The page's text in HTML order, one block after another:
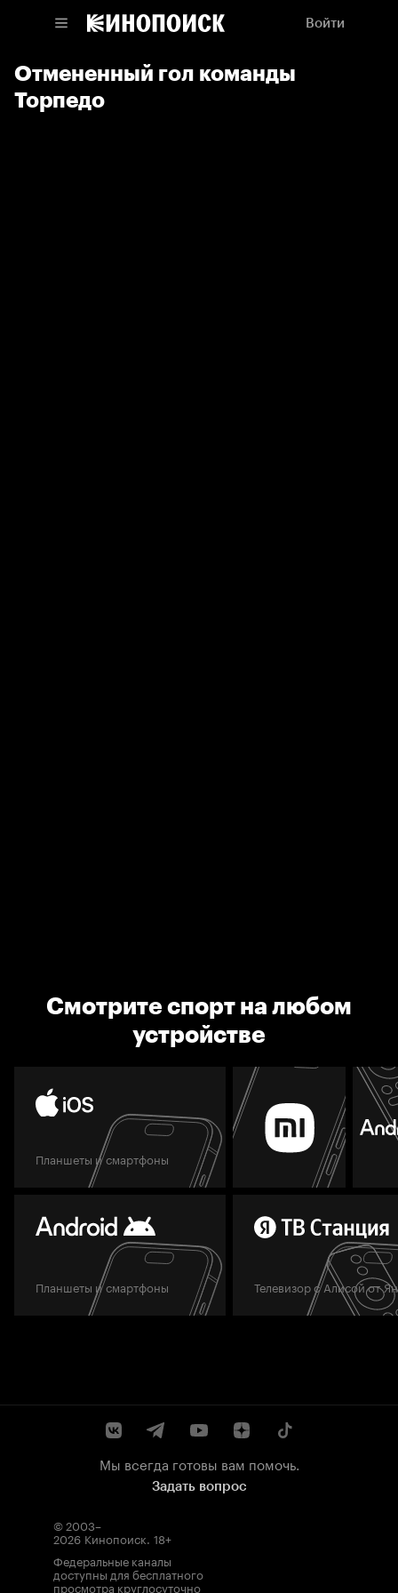
Войти
Отмененный гол команды
Торпедо
Смотрите спорт на любом
устройстве
Планшеты и смартфоны
Планшеты и смартфоны Телевизор с Алисой от
Мы всегда готовы вам помочь.
Задать вопрос
© 2003–
2026 Кинопоиск. 18+
Федеральные каналы
доступны для бесплатного
просмотра круглосуточно